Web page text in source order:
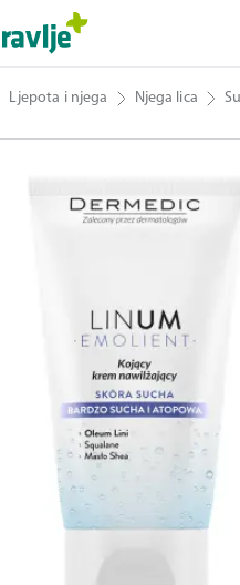
Ljepota i njega Njega lica